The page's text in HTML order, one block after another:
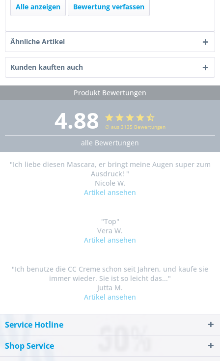
Alle anzeigen Bewertung verfassen
Ähnliche Artikel
Kunden kauften auch
Produkt Bewertungen
4.88 ∅ aus 3135 Bewertungen
alle Bewertungen
"Ich liebe diesen Mascara, er bringt meine Augen super zum
Ausdruck! "
Nicole W.
Artikel ansehen
"Top"
Vera W.
Artikel ansehen
"Ich benutze die CC Creme schon seit Jahren, und kaufe sie
immer wieder. Sie ist so leicht das..."
Jutta M.
Artikel ansehen
Service Hotline
Shop Service